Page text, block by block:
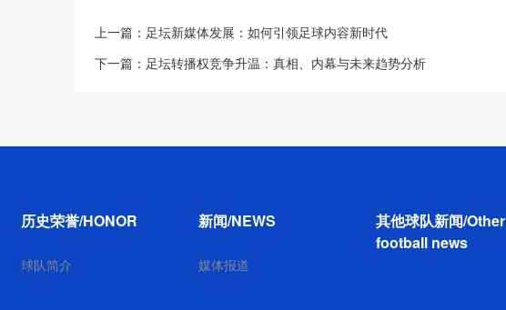
上一篇： 足坛新媒体发展：如何引领足球内容新时代
下一篇： 足坛转播权竞争升温：真相、内幕与未来趋势分析
历史荣誉/HONOR
球队简介
新闻/NEWS
媒体报道
其他球队新闻/Other
football news